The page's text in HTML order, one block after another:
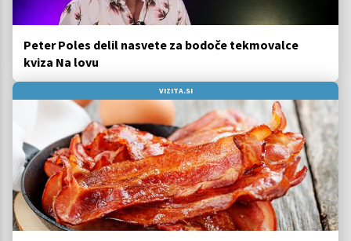
Peter Poles delil nasvete za bodoče tekmovalce
kviza Na lovu
VIZITA.SI